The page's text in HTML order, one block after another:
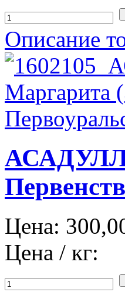
Описание
Цена:
Цена / кг: